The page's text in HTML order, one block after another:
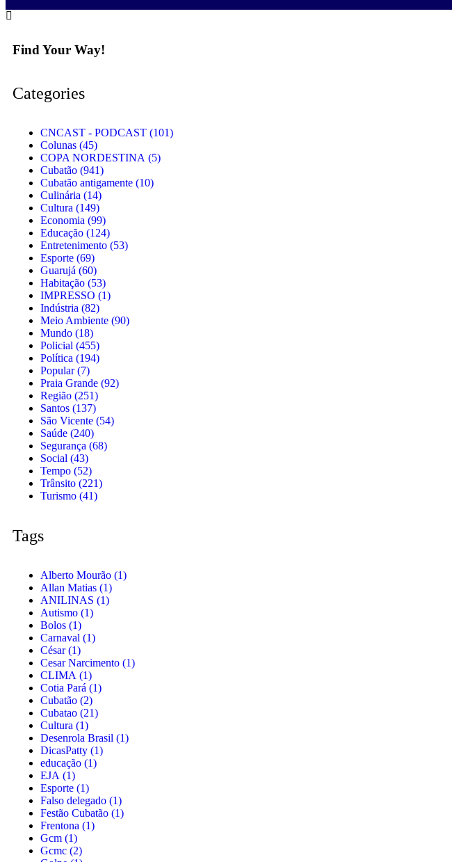
Find Your Way!
Categories
CNCAST - PODCAST (101)
Colunas (45)
COPA NORDESTINA (5)
Cubatão (941)
Cubatão antigamente (10)
Culinária (14)
Cultura (149)
Economia (99)
Educação (124)
Entretenimento (53)
Esporte (69)
Guarujá (60)
Habitação (53)
IMPRESSO (1)
Indústria (82)
Meio Ambiente (90)
Mundo (18)
Policial (455)
Política (194)
Popular(7)
Praia Grande (92)
Região (251)
Santos (137)
São Vicente (54)
Saúde (240)
Segurança (68)
Social (43)
Tempo (52)
Trânsito (221)
Turismo (41)
Tags
Alberto Mourão (1)
Allan Matias (1)
ANILINAS (1)
Autismo (1)
Bolos (1)
Carnaval (1)
César(1)
Cesar Narcimento (1)
CLIMA (1)
Cotia Pará (1)
Cubatão (2)
Cubatao (21)
Cultura (1)
Desenrola Brasil (1)
DicasPatty (1)
educação (1)
EJA (1)
Esporte (1)
Falso delegado (1)
Festão Cubatão (1)
Frentona (1)
Gcm (1)
Gcmc (2)